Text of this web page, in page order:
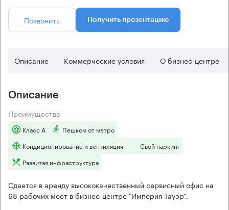
Позвонить Получить презентацию
Описание Коммерческие условия О бизнес-центре
Описание
Преимущества
Класс А
Пешком от метро
Кондиционирование и вентиляция
Свой паркинг
Развитая инфраструктура
Сдается в аренду высококачественный сервисный офис на
68 рабочих мест в бизнес-центре "Империя Тауэр".